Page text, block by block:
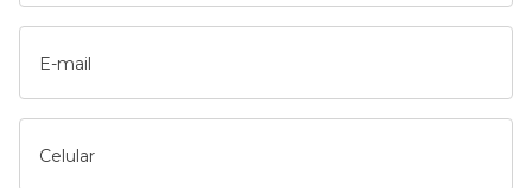
E-mail
Celular